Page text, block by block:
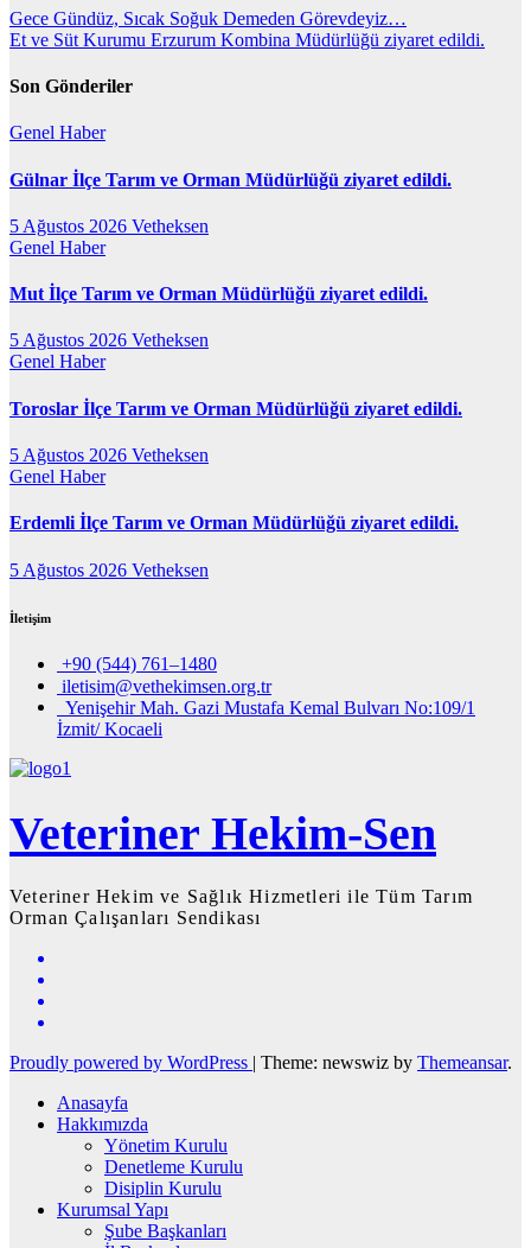
Yazı
gezinmesi
Gece Gündüz, Sıcak Soğuk Demeden Görevdeyiz…
Et ve Süt Kurumu Erzurum Kombina Müdürlüğü ziyaret edildi.
Son Gönderiler
Genel Haber
Gülnar İlçe Tarım ve Orman Müdürlüğü ziyaret edildi.
5 Ağustos 2026 Vetheksen
Genel Haber
Mut İlçe Tarım ve Orman Müdürlüğü ziyaret edildi.
5 Ağustos 2026 Vetheksen
Genel Haber
Toroslar İlçe Tarım ve Orman Müdürlüğü ziyaret edildi.
5 Ağustos 2026 Vetheksen
Genel Haber
Erdemli İlçe Tarım ve Orman Müdürlüğü ziyaret edildi.
5 Ağustos 2026 Vetheksen
İletişim
+90 (544) 761–1480
iletisim@vethekimsen.org.tr
Yenişehir Mah. Gazi Mustafa Kemal Bulvarı No:109/1
İzmit/ Kocaeli
Veteriner Hekim-Sen
Veteriner Hekim ve Sağlık Hizmetleri ile Tüm Tarım
Orman Çalışanları Sendikası
Proudly powered by WordPress | Theme: newswiz by Themeansar.
Anasayfa
Hakkımızda
Yönetim Kurulu
Denetleme Kurulu
Disiplin Kurulu
Kurumsal Yapı
Şube Başkanları